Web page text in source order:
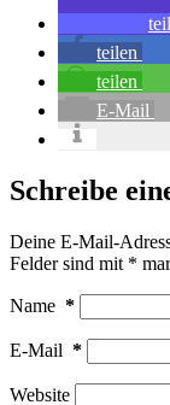
teilen
teilen
E-Mail
Schreibe
Deine E-Mail-
Felder sind mit *
Name *
E-Mail *
Website